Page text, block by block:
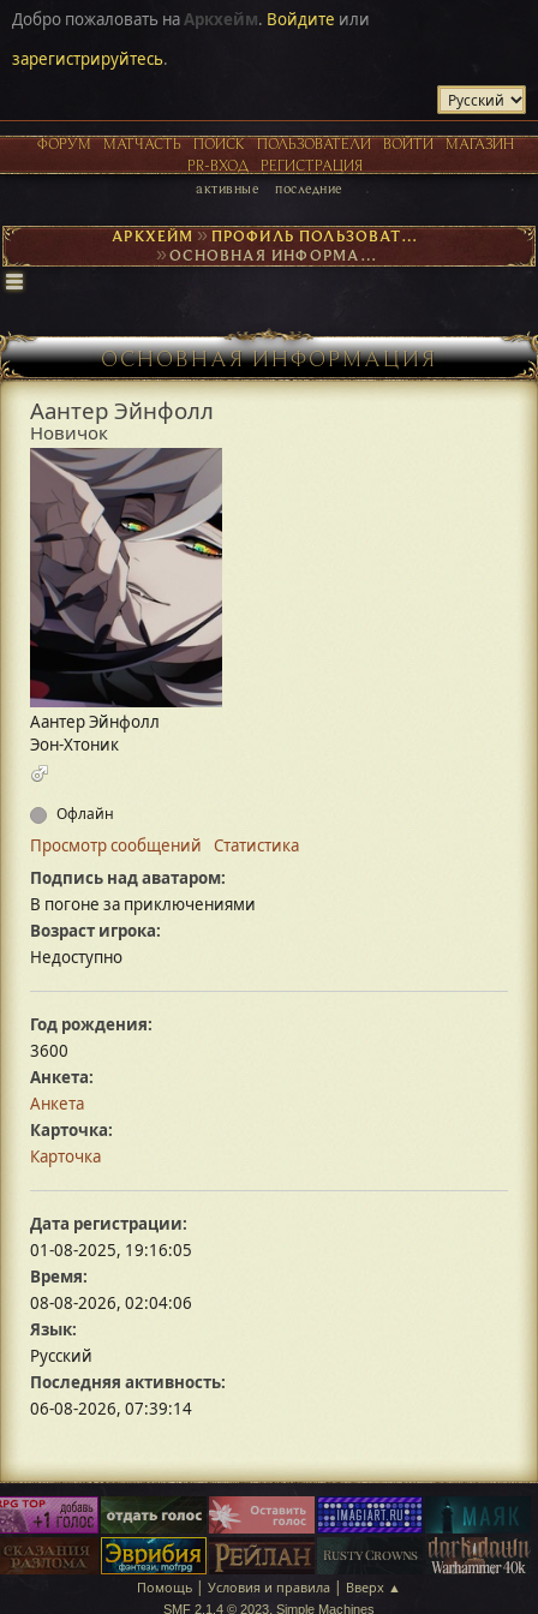
Добро пожаловать наАркхейм. Войдите или
зарегистрируйтесь.
ФОРУМ МАТЧАСТЬ ПОИСК ПОЛЬЗОВАТЕЛИ ВОЙТИ
МАГАЗИН
PR-ВХОД
РЕГИСТРАЦИЯ
активные последние
АРКХЕЙМ► ПРОФИЛЬ ПОЛЬЗОВАТЕЛЯ ААНТЕР ЭЙНФОЛЛ
► ОСНОВНАЯ ИНФОРМАЦИЯ
ОСНОВНАЯ ИНФОРМАЦИЯ
Аантер Эйнфолл
Новичок
Аантер Эйнфолл
Эон-Хтоник
Офлайн
Просмотр сообщений
Статистика
Подпись над аватаром:
В погоне за приключениями
Возраст игрока:
Недоступно
Год рождения:
3600
Анкета:
Анкета
Карточка:
Карточка
Дата регистрации:
01-08-2025, 19:16:05
Время:
08-08-2026, 02:04:06
Язык:
Русский
Последняя активность:
06-08-2026, 07:39:14
Помощь | Условия и правила | Вверх ▲
SMF 2.1.4 © 2023, Simple Machines